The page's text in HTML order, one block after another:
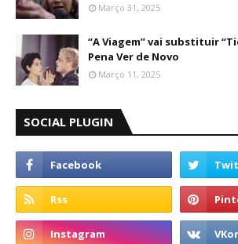
Março 31, 2025
“A Viagem” vai substituir
Pena Ver de Novo
Março 11, 2025
SOCIAL PLUGIN